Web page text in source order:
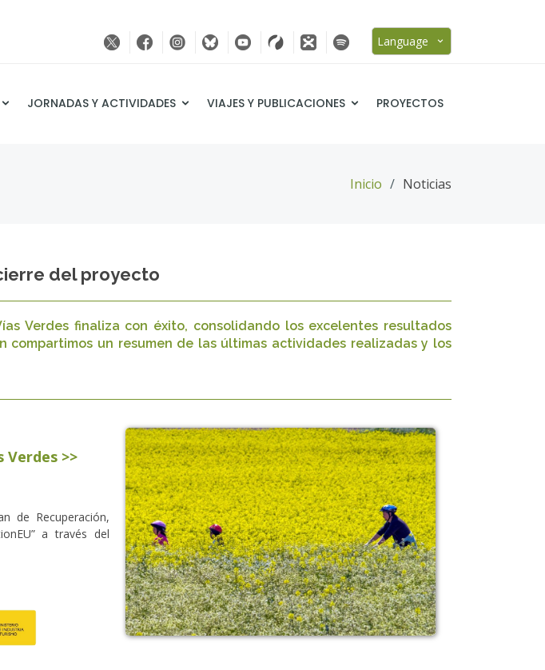
Language
JORNADAS Y ACTIVIDADES VIAJES Y PUBLICACIONES PROYECTOS
Inicio Noticias
del proyecto
Verdes finaliza con éxito, consolidando los excelentes resultados
un resumen de las últimas actividades realizadas y los
Verdes >>
de Recuperación,
a través del